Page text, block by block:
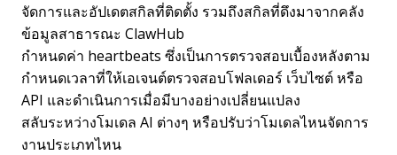
จัดการและอัปเดตสกิลที่ติดตั้ง รวมถึงสกิลที่ดึงมาจากคลัง
ข้อมูลสาธารณะ ClawHub
กำหนดค่า heartbeats ซึ่งเป็นการตรวจสอบเบื้องหลังตาม
กำหนดเวลาที่ให้เอเจนต์ตรวจสอบโฟลเดอร์ เว็บไซต์ หรือ
API และดำเนินการเมื่อมีบางอย่างเปลี่ยนแปลง
สลับระหว่างโมเดล AI ต่างๆ หรือปรับว่าโมเดลไหนจัดการ
งานประเภทไหน